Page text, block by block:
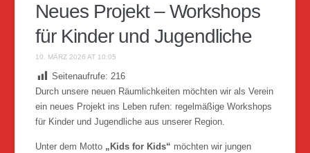
Neues Projekt – Workshops
für Kinder und Jugendliche
10. MÄRZ 2026 AT 10:05
Seitenaufrufe: 216
Durch unsere neuen Räumlichkeiten möchten wir als Verein
ein neues Projekt ins Leben rufen: regelmäßige Workshops
für Kinder und Jugendliche aus unserer Region.
Unter dem Motto „Kids for Kids“ möchten wir jungen